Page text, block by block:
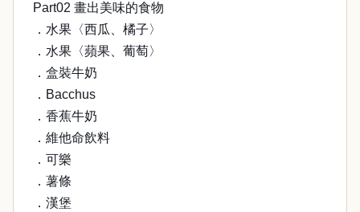
Part02 畫出美味的食物
．水果〈西瓜、橘子〉
．水果〈蘋果、葡萄〉
．盒裝牛奶
．Bacchus
．香蕉牛奶
．維他命飲料
．可樂
．薯條
．漢堡